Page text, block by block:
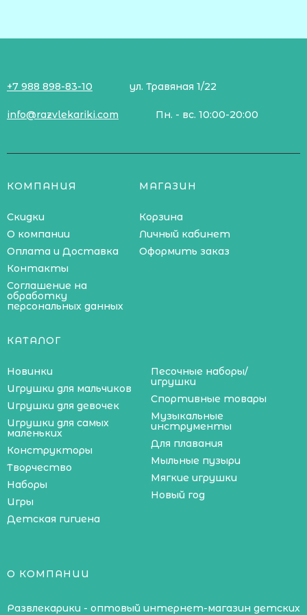
+7 988 898-83-10 ул. Травяная 1/22
info@razvlekariki.com Пн. - вс. 10:00-20:00
КОМПАНИЯ
Скидки
О компании
Оплата и Доставка
Контакты
Соглашение на
обработку
персональных данных
МАГАЗИН
Корзина
Личный кабинет
Оформить заказ
КАТАЛОГ
Новинки
Игрушки для мальчиков
Игрушки для девочек
Игрушки для самых
маленьких
Конструкторы
Творчество
Наборы
Игры
Детская гигиена
Песочные наборы/
игрушки
Спортивные товары
Музыкальные
инструменты
Для плавания
Мыльные пузыри
Мягкие игрушки
Новый год
О КОМПАНИИ
Развлекарики - оптовый интернет-магазин детских